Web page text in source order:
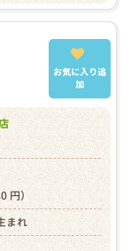
お気に入り追
加
円）
まれ